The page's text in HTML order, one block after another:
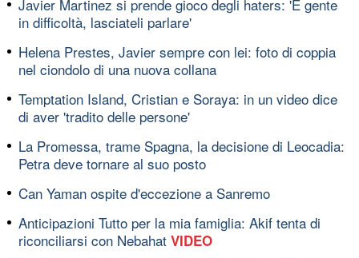
Javier Martinez si prende gioco degli haters: 'È gente
in difficoltà, lasciateli parlare'
Helena Prestes, Javier sempre con lei: foto di coppia
nel ciondolo di una nuova collana
Temptation Island, Cristian e Soraya: in un video dice
di aver 'tradito delle persone'
La Promessa, trame Spagna, la decisione di Leocadia:
Petra deve tornare al suo posto
Can Yaman ospite d'eccezione a Sanremo
Anticipazioni Tutto per la mia famiglia: Akif tenta di
riconciliarsi con Nebahat VIDEO